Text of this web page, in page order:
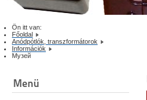
Ön itt van:
Főoldal
Anódpótlók, transzformátorok
Információk
Mузей
Menü